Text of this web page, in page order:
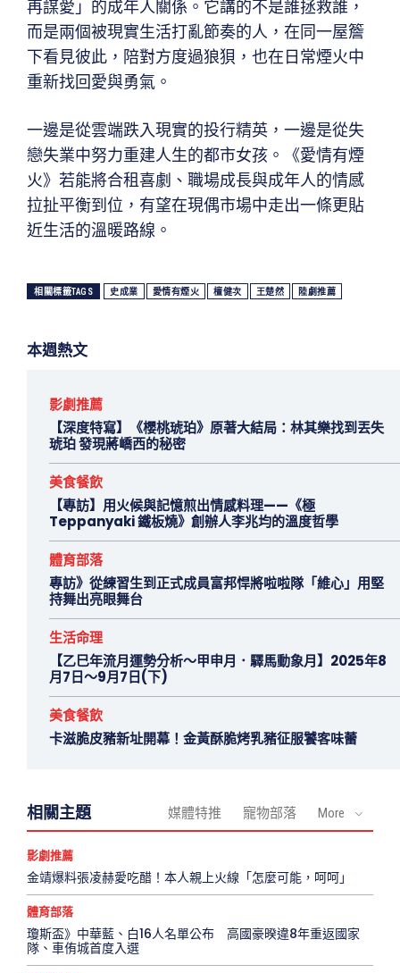
再謀愛」的成年人關係。它講的不是誰拯救誰，
而是兩個被現實生活打亂節奏的人，在同一屋簷
下看見彼此，陪對方度過狼狽，也在日常煙火中
重新找回愛與勇氣。
一邊是從雲端跌入現實的投行精英，一邊是從失
戀失業中努力重建人生的都市女孩。《愛情有煙
火》若能將合租喜劇、職場成長與成年人的情感
拉扯平衡到位，有望在現偶市場中走出一條更貼
近生活的溫暖路線。
相關標籤TAGS 史成業 愛情有煙火 檀健次 王楚然 陸劇推薦
本週熱文
影劇推薦
【深度特寫】《櫻桃琥珀》原著大結局：林其樂找到丟失
琥珀 發現蔣嶠西的秘密
美食餐飲
【專訪】用火候與記憶煎出情感料理——《極
Teppanyaki 鐵板燒》創辦人李兆均的溫度哲學
體育部落
專訪》從練習生到正式成員富邦悍將啦啦隊「維心」用堅
持舞出亮眼舞台
生活命理
【乙巳年流月運勢分析～甲申月．驛馬動象月】2025年8
月7日～9月7日(下)
美食餐飲
卡滋脆皮豬新址開幕！金黃酥脆烤乳豬征服饕客味蕾
相關主題 媒體特推 寵物部落 More
影劇推薦
金靖爆料張凌赫愛吃醋！本人親上火線「怎麼可能，呵呵」
體育部落
瓊斯盃》中華藍、白16人名單公布 高國豪暌違8年重返國家
隊、車侑城首度入選